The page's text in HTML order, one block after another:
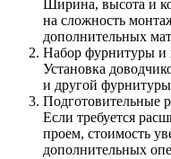
Ширина, высота и
на сложность
дополнительных
Набор фурнитуры и
Установка
и другой
Подготовительные
Если требуется
проем, стоимость
дополнительных